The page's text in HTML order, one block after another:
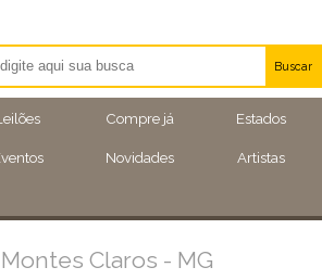
Compre já Estados
Novidades Artistas
Buscar
Artistas
Eventos
Claros - MG